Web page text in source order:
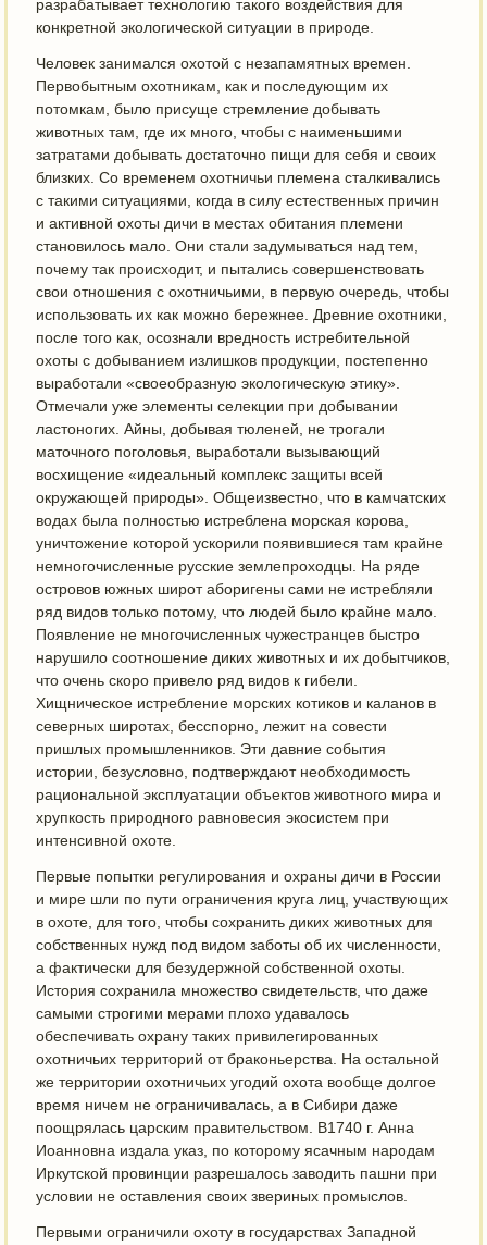
разрабатывает технологию такого воздействия для
конкретной экологической ситуации в природе.
Человек занимался охотой с незапамятных времен.
Первобытным охотникам, как и последующим их
потомкам, было присуще стремление добывать
животных там, где их много, чтобы с наименьшими
затратами добывать достаточно пищи для себя и своих
близких. Со временем охотничьи племена сталкивались
с такими ситуациями, когда в силу естественных причин
и активной охоты дичи в местах обитания племени
становилось мало. Они стали задумываться над тем,
почему так происходит, и пытались совершенствовать
свои отношения с охотничьими, в первую очередь, чтобы
использовать их как можно бережнее. Древние охотники,
после того как, осознали вредность истребительной
охоты с добыванием излишков продукции, постепенно
выработали «своеобразную экологическую этику».
Отмечали уже элементы селекции при добывании
ластоногих. Айны, добывая тюленей, не трогали
маточного поголовья, выработали вызывающий
восхищение «идеальный комплекс защиты всей
окружающей природы». Общеизвестно, что в камчатских
водах была полностью истреблена морская корова,
уничтожение которой ускорили появившиеся там крайне
немногочисленные русские землепроходцы. На ряде
островов южных широт аборигены сами не истребляли
ряд видов только потому, что людей было крайне мало.
Появление не многочисленных чужестранцев быстро
нарушило соотношение диких животных и их добытчиков,
что очень скоро привело ряд видов к гибели.
Хищническое истребление морских котиков и каланов в
северных широтах, бесспорно, лежит на совести
пришлых промышленников. Эти давние события
истории, безусловно, подтверждают необходимость
рациональной эксплуатации объектов животного мира и
хрупкость природного равновесия экосистем при
интенсивной охоте.
Первые попытки регулирования и охраны дичи в России
и мире шли по пути ограничения круга лиц, участвующих
в охоте, для того, чтобы сохранить диких животных для
собственных нужд под видом заботы об их численности,
а фактически для безудержной собственной охоты.
История сохранила множество свидетельств, что даже
самыми строгими мерами плохо удавалось
обеспечивать охрану таких привилегированных
охотничьих территорий от браконьерства. На остальной
же территории охотничьих угодий охота вообще долгое
время ничем не ограничивалась, а в Сибири даже
поощрялась царским правительством. В1740 г. Анна
Иоанновна издала указ, по которому ясачным народам
Иркутской провинции разрешалось заводить пашни при
условии не оставления своих звериных промыслов.
Первыми ограничили охоту в государствах Западной